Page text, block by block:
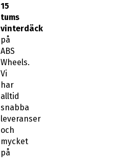
15
tums
vinterdäck
på
ABS
Wheels.
Vi
har
alltid
snabba
leveranser
och
mycket
på